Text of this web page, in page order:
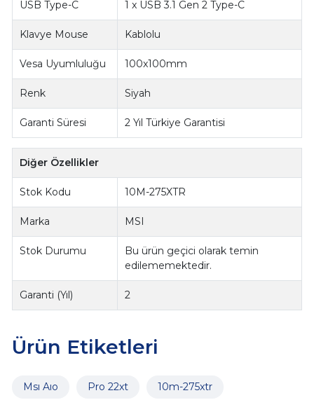
USB Type-C 1 x USB 3.1 Gen 2 Type-C
Klavye Mouse Kablolu
Vesa Uyumluluğu 100x100mm
Renk Siyah
Garanti Süresi 2 Yıl Türkiye Garantisi
Diğer Özellikler
Stok Kodu 10M-275XTR
Marka MSI
Stok Durumu
Bu ürün geçici olarak temin
edilememektedir.
Garanti (Yıl) 2
Ürün Etiketleri
Msı Aıo Pro 22xt 10m-275xtr